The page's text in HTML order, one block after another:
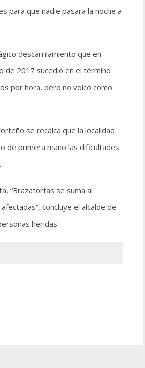
para que nadie pasara la noche a
descarrilamiento que en
de 2017 sucedió en el término
por hora, pero no volcó como
se recalca que la localidad
de primera mano las dificultades
“Brazatortas se suma al
concluye el alcalde de
heridas.